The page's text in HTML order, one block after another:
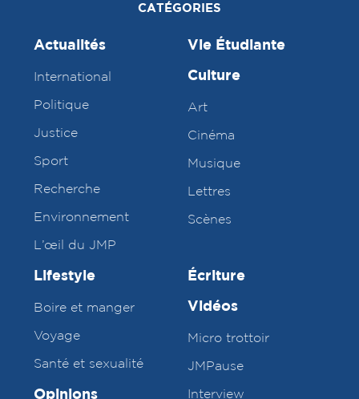
CATÉGORIES
Actualités
International
Politique
Justice
Sport
Recherche
Environnement
L’œil du JMP
Vie Étudiante
Culture
Art
Cinéma
Musique
Lettres
Scènes
Lifestyle
Boire et manger
Voyage
Santé et sexualité
Opinions
Écriture
Vidéos
Micro trottoir
JMPause
Interview